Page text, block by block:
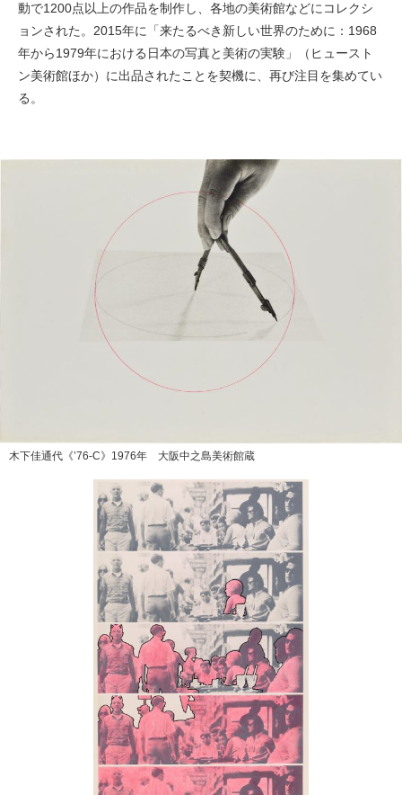
動で1200点以上の作品を制作し、各地の美術館などにコレクシ
ョンされた。2015年に「来たるべき新しい世界のために：1968
年から1979年における日本の写真と美術の実験」（ヒュースト
ン美術館ほか）に出品されたことを契機に、再び注目を集めてい
る。
木下佳通代《’76-C》1976年 大阪中之島美術館蔵